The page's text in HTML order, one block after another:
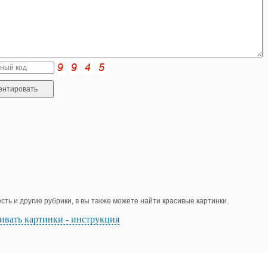
и другие рубрики, в вы также можете найти красивые картинки.
картинки - инструкция